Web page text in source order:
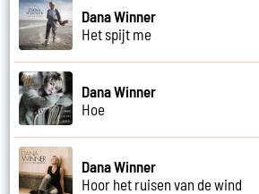
Dana Winner
Het spijt me
Dana Winner
Hoe
Dana Winner
Hoor het ruisen van de wind